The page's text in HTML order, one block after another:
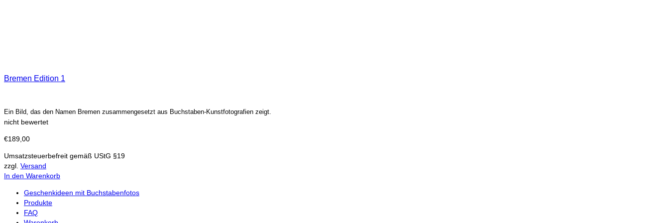
Bremen Edition 1
Ein Bild, das den Namen Bremen zusammengesetzt aus Buchstaben-Kunstfotografien zeigt.
nicht bewertet
€189,00
Umsatzsteuerbefreit gemäß UStG §19
zzgl. Versand
In den Warenkorb
Geschenkideen mit Buchstabenfotos
Produkte
FAQ